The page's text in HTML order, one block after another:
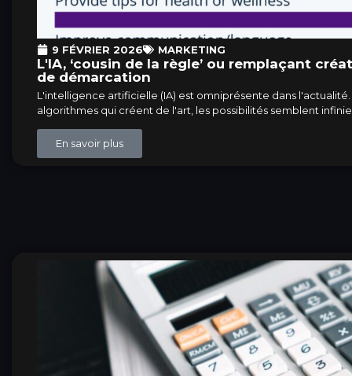
9 FÉVRIER 2026 MARKETING
L'IA, ‘cousin de la règle’ ou remplaçant
de démarcation
L'intelligence artificielle (IA) est omniprésente dans
algorithmes qui créent de l'art, les possibilités semblent
En savoir plus